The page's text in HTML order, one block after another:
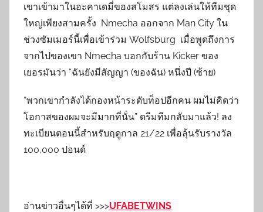
เขาเข้ามาในอะคาเดมี่ของสโมสร แต่ลงเล่นให้ทีมชุด
ใหญ่เพียงสามครั้ง Nmecha ออกจาก Man City ใน
ช่วงซัมเมอร์นี้เพื่อเข้าร่วม Wolfsburg เมื่อพูดถึงการ
จากไปของเขา Nmecha บอกกับร้าน Kicker ของ
เยอรมันว่า “ฉันยังมีสัญญา (ของฉัน) หนึ่งปี (ซ้าย)
“พวกเขากำลังได้กองหน้าระดับท็อปอีกคน ผมไม่คิดว่า
โอกาสของผมจะมีมากที่นั่น” ดรีมทีมกลับมาแล้ว! ลง
ทะเบียนตอนนี้สำหรับฤดูกาล 21/22 เพื่อลุ้นรับรางวัล
100,000 ปอนด์
อ่านข่าวอื่นๆได้ที่ >>>UFABETWINS